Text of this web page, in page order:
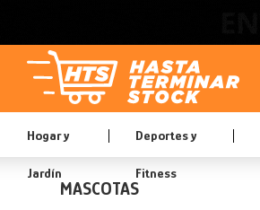
Hogar y
Jardín
Deportes y
Fitness
MASCOTAS